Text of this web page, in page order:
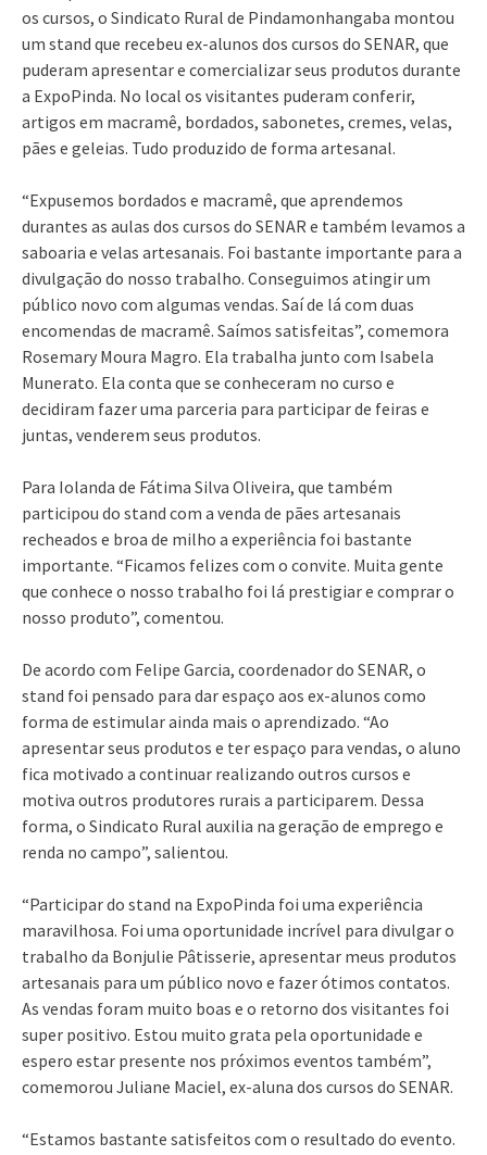
os cursos, o Sindicato Rural de Pindamonhangaba montou
um stand que recebeu ex-alunos dos cursos do SENAR, que
puderam apresentar e comercializar seus produtos durante
a ExpoPinda. No local os visitantes puderam conferir,
artigos em macramê, bordados, sabonetes, cremes, velas,
pães e geleias. Tudo produzido de forma artesanal.
“Expusemos bordados e macramê, que aprendemos
durantes as aulas dos cursos do SENAR e também levamos a
saboaria e velas artesanais. Foi bastante importante para a
divulgação do nosso trabalho. Conseguimos atingir um
público novo com algumas vendas. Saí de lá com duas
encomendas de macramê. Saímos satisfeitas”, comemora
Rosemary Moura Magro. Ela trabalha junto com Isabela
Munerato. Ela conta que se conheceram no curso e
decidiram fazer uma parceria para participar de feiras e
juntas, venderem seus produtos.
Para Iolanda de Fátima Silva Oliveira, que também
participou do stand com a venda de pães artesanais
recheados e broa de milho a experiência foi bastante
importante. “Ficamos felizes com o convite. Muita gente
que conhece o nosso trabalho foi lá prestigiar e comprar o
nosso produto”, comentou.
De acordo com Felipe Garcia, coordenador do SENAR, o
stand foi pensado para dar espaço aos ex-alunos como
forma de estimular ainda mais o aprendizado. “Ao
apresentar seus produtos e ter espaço para vendas, o aluno
fica motivado a continuar realizando outros cursos e
motiva outros produtores rurais a participarem. Dessa
forma, o Sindicato Rural auxilia na geração de emprego e
renda no campo”, salientou.
“Participar do stand na ExpoPinda foi uma experiência
maravilhosa. Foi uma oportunidade incrível para divulgar o
trabalho da Bonjulie Pâtisserie, apresentar meus produtos
artesanais para um público novo e fazer ótimos contatos.
As vendas foram muito boas e o retorno dos visitantes foi
super positivo. Estou muito grata pela oportunidade e
espero estar presente nos próximos eventos também”,
comemorou Juliane Maciel, ex-aluna dos cursos do SENAR.
“Estamos bastante satisfeitos com o resultado do evento.